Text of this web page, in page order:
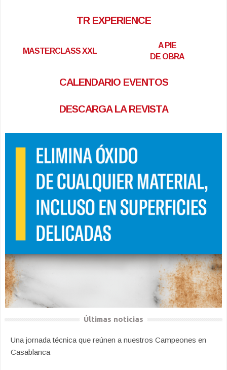
TR EXPERIENCE
MASTERCLASS XXL
A PIE
DE OBRA
CALENDARIO EVENTOS
DESCARGA LA REVISTA
Últimas noticias
Una jornada técnica que reúnen a nuestros Campeones en
Casablanca